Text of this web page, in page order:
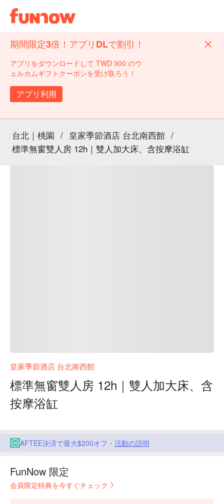
期間限定3倍！アプリDLで割引！
アプリをダウンロードして TWD 300 のウ
ェルカムギフトクーポンを受け取ろう！
アプリ利用
台北｜桃園 / 皇家季節酒店 台北南西館 /
標準無窗雙人房 12h｜雙人加大床、含按摩浴缸
皇家季節酒店 台北南西館
標準無窗雙人房 12h｜雙人加大床、含
按摩浴缸
AFTEE決済で最大$200オフ・ 活動の説明
FunNow 限定
会員限定特典を今すぐチェック